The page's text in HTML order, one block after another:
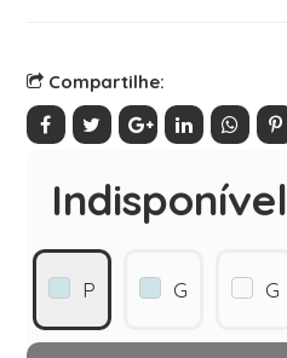
Compartilhe:
Indisponível
P G G